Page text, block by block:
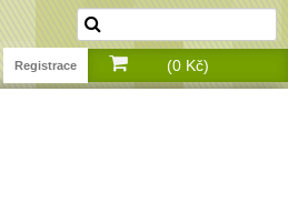
Registrace (0 Kč)